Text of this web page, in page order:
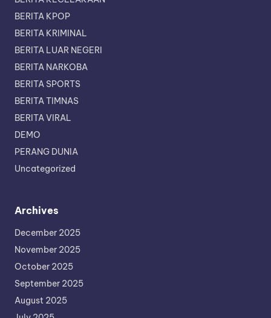
BERITA KPOP
BERITA KRIMINAL
BERITA LUAR NEGERI
BERITA NARKOBA
BERITA SPORTS
BERITA TIMNAS
BERITA VIRAL
DEMO
PERANG DUNIA
Uncategorized
Archives
December 2025
November 2025
October 2025
September 2025
August 2025